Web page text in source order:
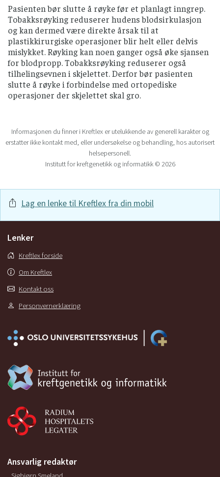
Pasienten bør slutte å røyke før et planlagt inngrep.
Tobakksrøyking reduserer hudens blodsirkulasjon
og kan dermed være direkte årsak til at
plastikkirurgiske operasjoner blir helt eller delvis
mislykket. Røyking kan noen ganger også øke sjansen
for blodpropp. Tobakksrøyking reduserer også
tilhelingsevnen i skjelettet. Derfor bør pasienten
slutte å røyke i forbindelse med ortopediske
operasjoner der skjelettet skal gro.
Informasjonen du finner i Kreftlex er utelukkende av generell karakter og
erstatter ikke kontakt med, eller undersøkelse og behandling, hos autorisert
helsepersonell.
Institutt for kreftgenetikk og informatikk © 2026
Lag en lenke til Kreftlex fra din mobil
Lenker
Kreftlex forside
Om Kreftlex
Kontakt oss
Personvernerklæring
Ansvarlig redaktør